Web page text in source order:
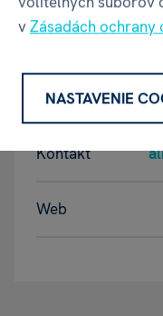
Název
Adresa
Kontakt
Web
vZásadách ochrany
NASTAVENIE